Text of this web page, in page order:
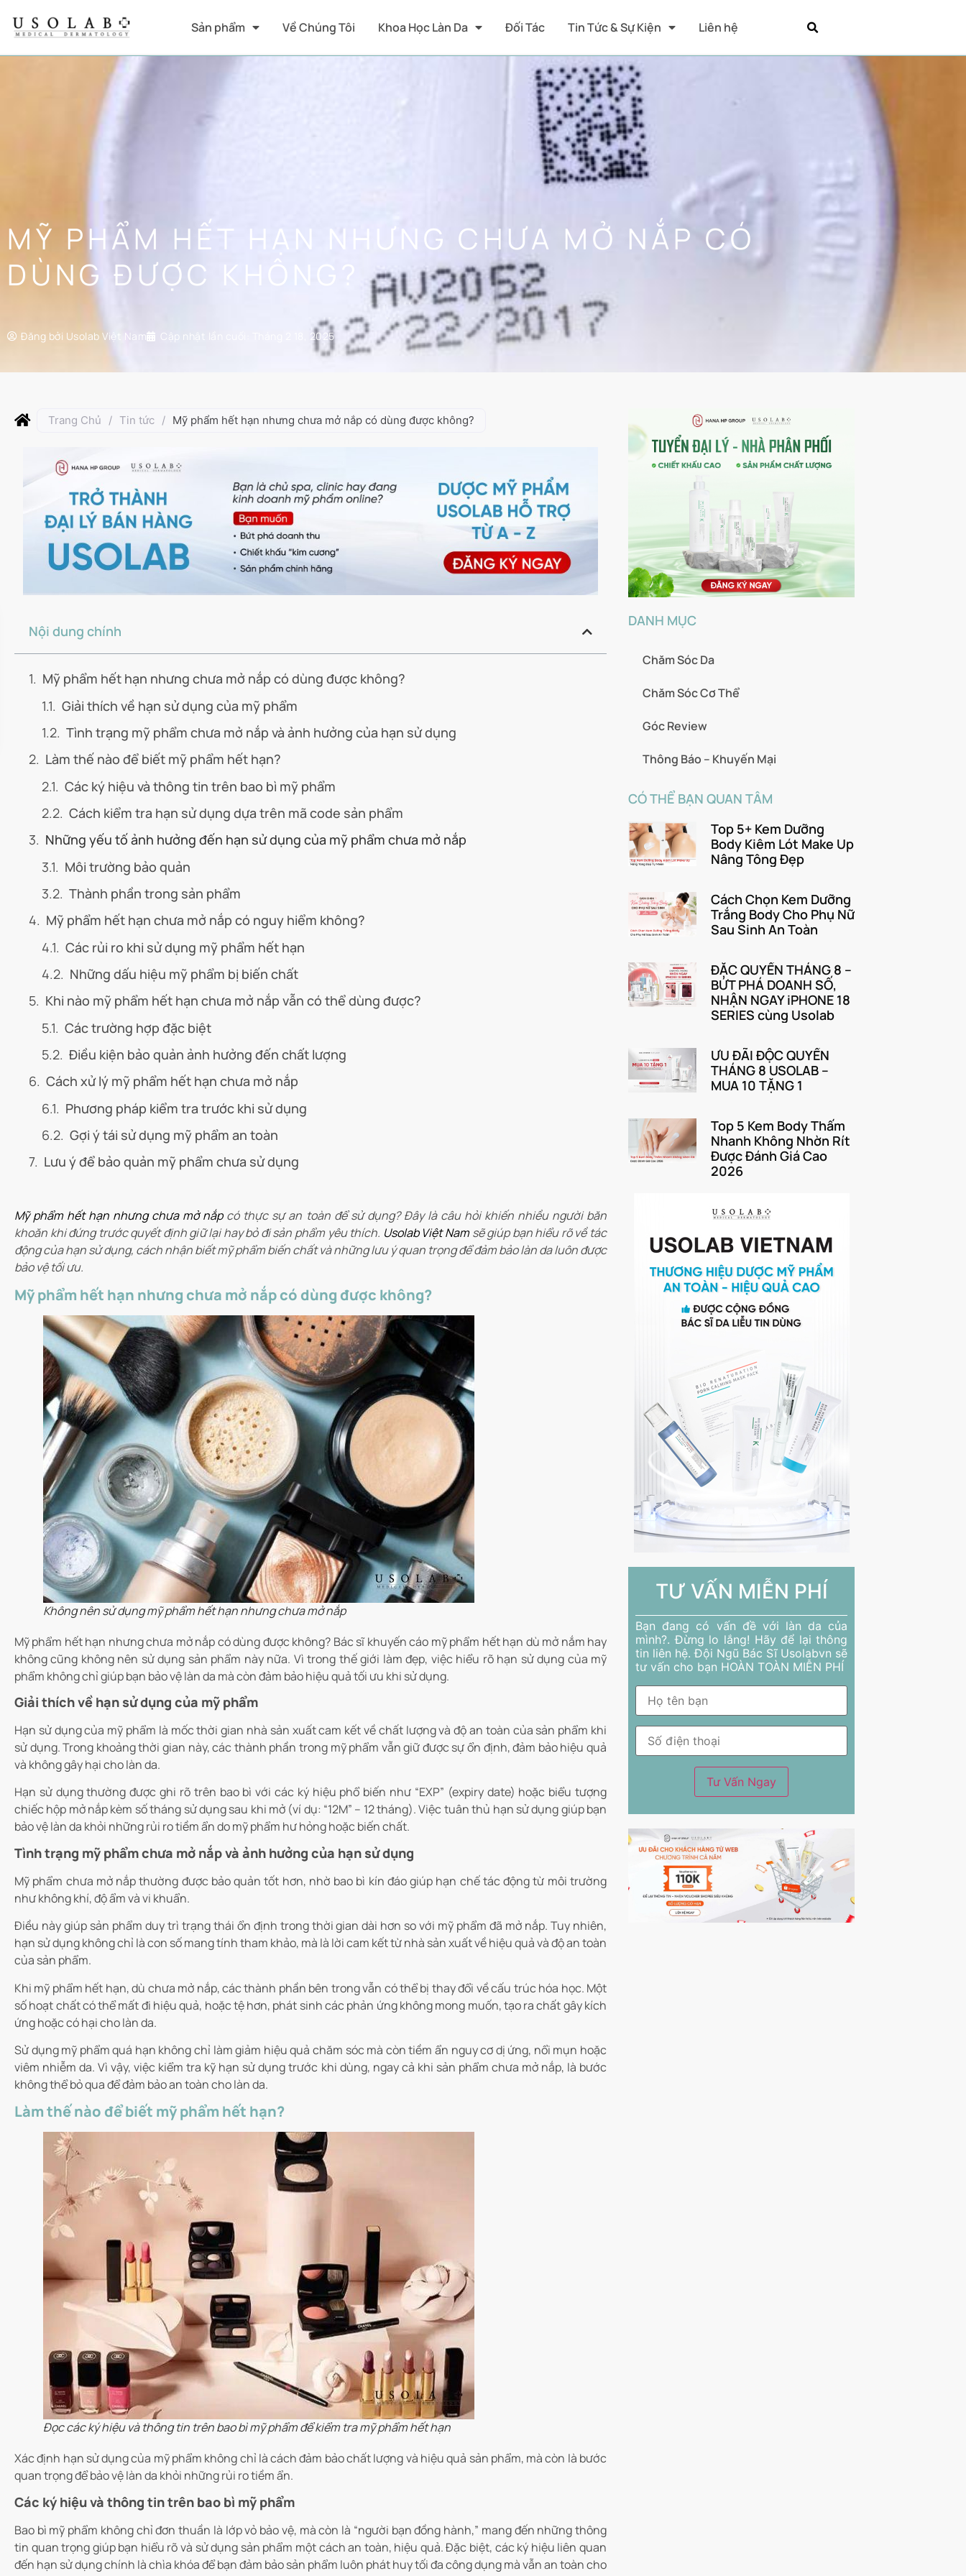
Sản phẩm Về Chúng Tôi Khoa Học Làn Da Đối Tác Tin Tức & Sự Kiện Liên hệ
MỸ PHẨM HẾT HẠN NHƯNG CHƯA MỞ NẮP CÓ
DÙNG ĐƯỢC KHÔNG?
Đăng bởi Usolab Việt Nam Cập nhật lần cuối: Tháng 2 18, 2025
Trang Chủ / Tin tức / Mỹ phẩm hết hạn nhưng chưa mở nắp có dùng được không?
Nội dung chính
Mỹ phẩm hết hạn nhưng chưa mở nắp có dùng được không?
Giải thích về hạn sử dụng của mỹ phẩm
Tình trạng mỹ phẩm chưa mở nắp và ảnh hưởng của hạn sử dụng
Làm thế nào để biết mỹ phẩm hết hạn?
Các ký hiệu và thông tin trên bao bì mỹ phẩm
Cách kiểm tra hạn sử dụng dựa trên mã code sản phẩm
Những yếu tố ảnh hưởng đến hạn sử dụng của mỹ phẩm chưa mở nắp
Môi trường bảo quản
Thành phần trong sản phẩm
Mỹ phẩm hết hạn chưa mở nắp có nguy hiểm không?
Các rủi ro khi sử dụng mỹ phẩm hết hạn
Những dấu hiệu mỹ phẩm bị biến chất
Khi nào mỹ phẩm hết hạn chưa mở nắp vẫn có thể dùng được?
Các trường hợp đặc biệt
Điều kiện bảo quản ảnh hưởng đến chất lượng
Cách xử lý mỹ phẩm hết hạn chưa mở nắp
Phương pháp kiểm tra trước khi sử dụng
Gợi ý tái sử dụng mỹ phẩm an toàn
Lưu ý để bảo quản mỹ phẩm chưa sử dụng
Mỹ phẩm hết hạn nhưng chưa mở nắpcó thực sự an toàn để sử dụng? Đây là câu hỏi khiến nhiều người băn
khoăn khi đứng trước quyết định giữ lại hay bỏ đi sản phẩm yêu thích. Usolab Việt Namsẽ giúp bạn hiểu rõ về tác
động của hạn sử dụng, cách nhận biết mỹ phẩm biến chất và những lưu ý quan trọng để đảm bảo làn da luôn được
bảo vệ tối ưu.
Mỹ phẩm hết hạn nhưng chưa mở nắp có dùng được không?
Không nên sử dụng mỹ phẩm hết hạn nhưng chưa mở nắp
Mỹ phẩm hết hạn nhưng chưa mở nắp có dùng được không? Bác sĩ khuyến cáo mỹ phẩm hết hạn dù mở nắm hay
không cũng không nên sử dụng sản phẩm này nữa. Vì trong thế giới làm đẹp, việc hiểu rõ hạn sử dụng của mỹ
phẩm không chỉ giúp bạn bảo vệ làn da mà còn đảm bảo hiệu quả tối ưu khi sử dụng.
Giải thích về hạn sử dụng của mỹ phẩm
Hạn sử dụng của mỹ phẩm là mốc thời gian nhà sản xuất cam kết về chất lượng và độ an toàn của sản phẩm khi
sử dụng. Trong khoảng thời gian này, các thành phần trong mỹ phẩm vẫn giữ được sự ổn định, đảm bảo hiệu quả
và không gây hại cho làn da.
Hạn sử dụng thường được ghi rõ trên bao bì với các ký hiệu phổ biến như “EXP” (expiry date) hoặc biểu tượng
chiếc hộp mở nắp kèm số tháng sử dụng sau khi mở (ví dụ: “12M” – 12 tháng). Việc tuân thủ hạn sử dụng giúp bạn
bảo vệ làn da khỏi những rủi ro tiềm ẩn do mỹ phẩm hư hỏng hoặc biến chất.
Tình trạng mỹ phẩm chưa mở nắp và ảnh hưởng của hạn sử dụng
Mỹ phẩm chưa mở nắp thường được bảo quản tốt hơn, nhờ bao bì kín đáo giúp hạn chế tác động từ môi trường
như không khí, độ ẩm và vi khuẩn.
Điều này giúp sản phẩm duy trì trạng thái ổn định trong thời gian dài hơn so với mỹ phẩm đã mở nắp. Tuy nhiên,
hạn sử dụng không chỉ là con số mang tính tham khảo, mà là lời cam kết từ nhà sản xuất về hiệu quả và độ an toàn
của sản phẩm.
Khi mỹ phẩm hết hạn, dù chưa mở nắp, các thành phần bên trong vẫn có thể bị thay đổi về cấu trúc hóa học. Một
số hoạt chất có thể mất đi hiệu quả, hoặc tệ hơn, phát sinh các phản ứng không mong muốn, tạo ra chất gây kích
ứng hoặc có hại cho làn da.
Sử dụng mỹ phẩm quá hạn không chỉ làm giảm hiệu quả chăm sóc mà còn tiềm ẩn nguy cơ dị ứng, nổi mụn hoặc
viêm nhiễm da. Vì vậy, việc kiểm tra kỹ hạn sử dụng trước khi dùng, ngay cả khi sản phẩm chưa mở nắp, là bước
không thể bỏ qua để đảm bảo an toàn cho làn da.
Làm thế nào để biết mỹ phẩm hết hạn?
Đọc các ký hiệu và thông tin trên bao bì mỹ phẩm để kiểm tra mỹ phẩm hết hạn
Xác định hạn sử dụng của mỹ phẩm không chỉ là cách đảm bảo chất lượng và hiệu quả sản phẩm, mà còn là bước
quan trọng để bảo vệ làn da khỏi những rủi ro tiềm ẩn.
Các ký hiệu và thông tin trên bao bì mỹ phẩm
Bao bì mỹ phẩm không chỉ đơn thuần là lớp vỏ bảo vệ, mà còn là “người bạn đồng hành,” mang đến những thông
tin quan trọng giúp bạn hiểu rõ và sử dụng sản phẩm một cách an toàn, hiệu quả. Đặc biệt, các ký hiệu liên quan
đến hạn sử dụng chính là chìa khóa để bạn đảm bảo sản phẩm luôn phát huy tối đa công dụng mà vẫn an toàn cho
DANH MỤC
Chăm Sóc Da
Chăm Sóc Cơ Thể
Góc Review
Thông Báo – Khuyến Mại
CÓ THỂ BẠN QUAN TÂM
Top 5+ Kem Dưỡng
Body Kiêm Lót Make Up
Nâng Tông Đẹp
Cách Chọn Kem Dưỡng
Trắng Body Cho Phụ Nữ
Sau Sinh An Toàn
ĐẶC QUYỀN THÁNG 8 –
BỨT PHÁ DOANH SỐ,
NHẬN NGAY iPHONE 18
SERIES cùng Usolab
ƯU ĐÃI ĐỘC QUYỀN
THÁNG 8 USOLAB –
MUA 10 TẶNG 1
Top 5 Kem Body Thấm
Nhanh Không Nhờn Rít
Được Đánh Giá Cao
2026
TƯ VẤN MIỄN PHÍ
Bạn đang có vấn đề với làn da của
mình?. Đừng lo lắng! Hãy để lại thông
tin liên hệ. Đội Ngũ Bác Sĩ Usolabvn sẽ
tư vấn cho bạn HOÀN TOÀN MIỄN PHÍ